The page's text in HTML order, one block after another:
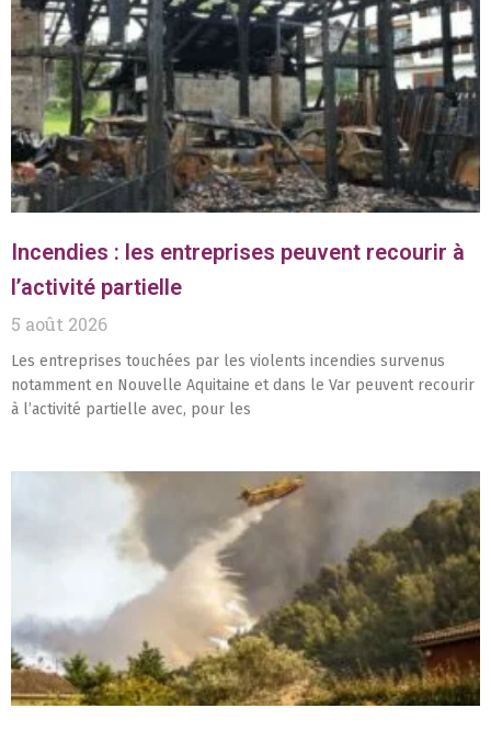
Incendies : les entreprises peuvent recourir à
l’activité partielle
5 août 2026
Les entreprises touchées par les violents incendies survenus
notamment en Nouvelle Aquitaine et dans le Var peuvent recourir
à l’activité partielle avec, pour les